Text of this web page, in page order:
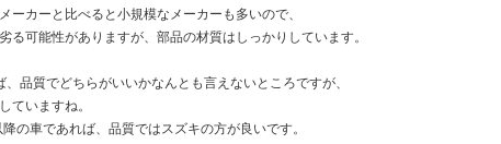
ーカーと比べると小規模なメーカーも多いので、
る可能性がありますが、部品の材質はしっかりしています。
、品質でどちらがいいかなんとも言えないところですが、
ていますね。
の車であれば、品質ではスズキの方が良いです。